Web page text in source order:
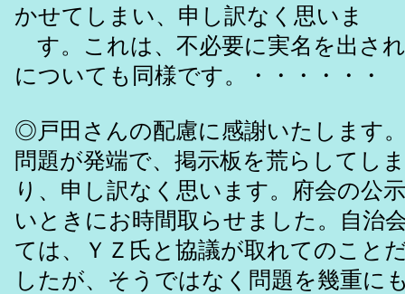
かせてしまい、申し訳なく思いま
す。これは、不必要に実名を出さ
についても同様です。・・・・・・
◎戸田さんの配慮に感謝いたします
問題が発端で、掲示板を荒らしてし
り、申し訳なく思います。府会の公
いときにお時間取らせました。自治
ては、ＹＺ氏と協議が取れてのこと
したが、そうではなく問題を幾重に